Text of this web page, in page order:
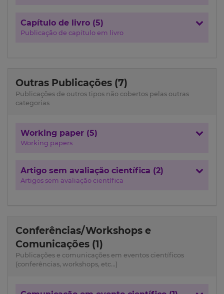
Capítulo de livro (5)
Publicação de capítulo em livro
Outras Publicações (7)
Publicações de outros tipos não cobertos pelas outras
categorias
Working paper (5)
Working papers
Artigo sem avaliação científica (2)
Artigos sem avaliação científica
Conferências/Workshops e
Comunicações (1)
Publicações e comunicações em eventos científicos
(conferências, workshops, etc...)